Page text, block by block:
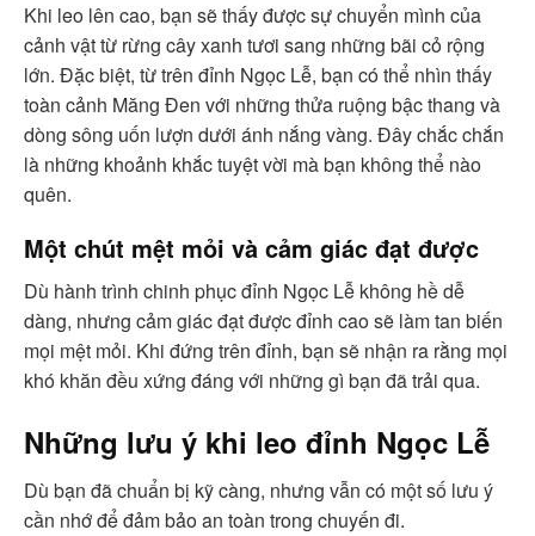
Khi leo lên cao, bạn sẽ thấy được sự chuyển mình của
cảnh vật từ rừng cây xanh tươi sang những bãi cỏ rộng
lớn. Đặc biệt, từ trên đỉnh Ngọc Lễ, bạn có thể nhìn thấy
toàn cảnh Măng Đen với những thửa ruộng bậc thang và
dòng sông uốn lượn dưới ánh nắng vàng. Đây chắc chắn
là những khoảnh khắc tuyệt vời mà bạn không thể nào
quên.
Một chút mệt mỏi và cảm giác đạt được
Dù hành trình chinh phục đỉnh Ngọc Lễ không hề dễ
dàng, nhưng cảm giác đạt được đỉnh cao sẽ làm tan biến
mọi mệt mỏi. Khi đứng trên đỉnh, bạn sẽ nhận ra rằng mọi
khó khăn đều xứng đáng với những gì bạn đã trải qua.
Những lưu ý khi leo đỉnh Ngọc Lễ
Dù bạn đã chuẩn bị kỹ càng, nhưng vẫn có một số lưu ý
cần nhớ để đảm bảo an toàn trong chuyến đi.